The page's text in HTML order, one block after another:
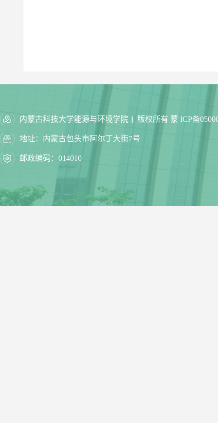
内蒙古科技大学能源与环境学院 || 版权所有 蒙 ICP备
地址：内蒙古包头市阿尔丁大街7号
邮政编码：014010